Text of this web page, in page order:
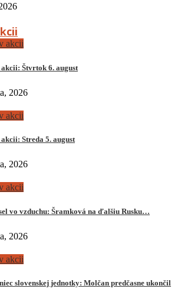
akcii
Štvrtok 6. august
2026
akcii
Streda 5. august
2026
akcii
vo vzduchu: Šramková na ďalšiu Rusku…
2026
akcii
slovenskej jednotky: Molčan predčasne ukončil